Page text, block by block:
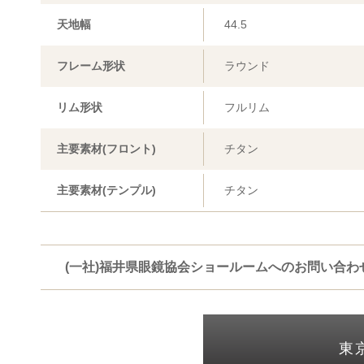
天地幅 44.5
フレーム形状 ラウンド
リム形状 フルリム
主要素材(フロント) チタン
主要素材(テンプル) チタン
(一社)福井県眼鏡協会ショールームへのお問い合わ
東